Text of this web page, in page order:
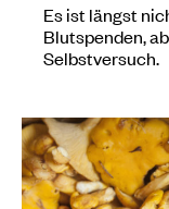
Es ist längst
Blutspenden,
Selbstversuch.